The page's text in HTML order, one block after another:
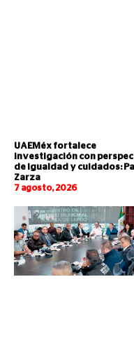
UAEMéx fortalece
investigación con
de igualdad y cuidados:
Zarza
7 agosto, 2026